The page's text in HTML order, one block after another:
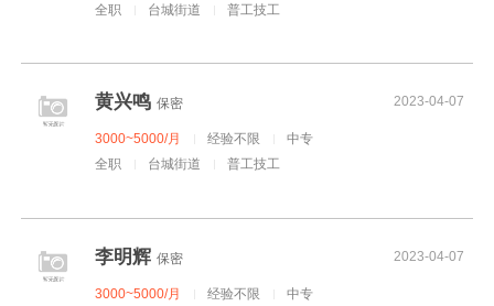
全职
台城街道 普工技工
黄兴鸣保密 2023-04-07
3000~5000/月 经验不限
中专
全职
台城街道 普工技工
李明辉保密 2023-04-07
3000~5000/月 经验不限
中专